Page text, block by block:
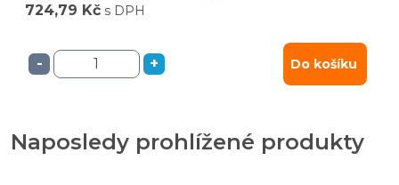
724,79 Kč s DPH
- + Do košíku
Naposledy prohlížené produkty